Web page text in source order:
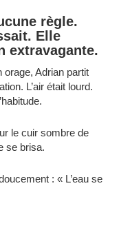
règle.
Elle
extravagante.
orage, Adrian partit
L’air était lourd.
le cuir sombre de
se brisa.
: « L’eau se